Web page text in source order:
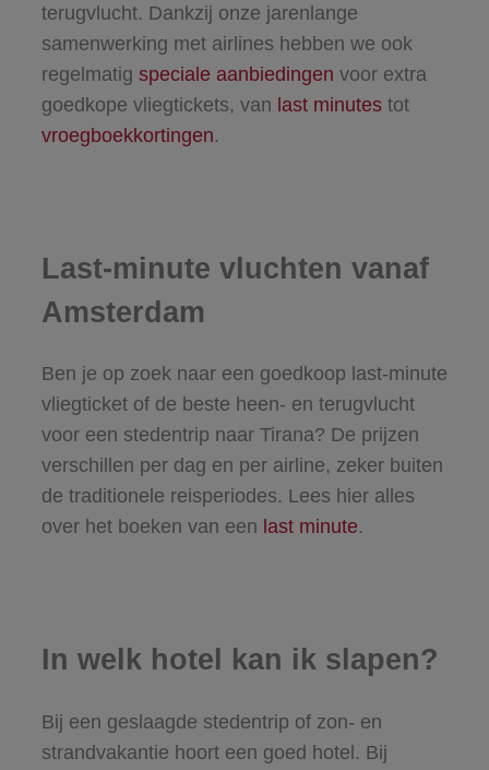
terugvlucht. Dankzij onze jarenlange
samenwerking met airlines hebben we ook
regelmatig speciale aanbiedingen voor extra
goedkope vliegtickets, van last minutestot
vroegboekkortingen.
Last-minute vluchten vanaf
Amsterdam
Ben je op zoek naar een goedkoop last-minute
vliegticket of de beste heen- en terugvlucht
voor een stedentrip naar Tirana? De prijzen
verschillen per dag en per airline, zeker buiten
de traditionele reisperiodes. Lees hier alles
over het boeken van een last minute.
In welk hotel kan ik slapen?
Bij een geslaagde stedentrip of zon- en
strandvakantie hoort een goed hotel. Bij